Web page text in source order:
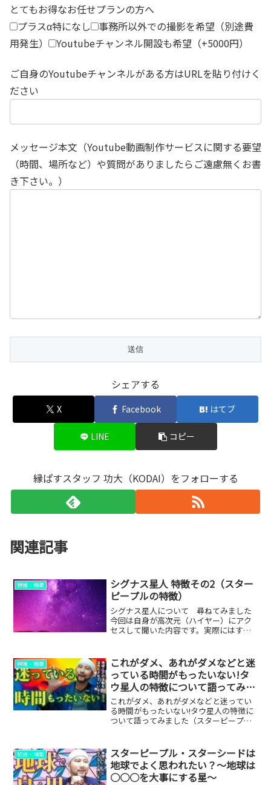
とてもお得なお任せプランの方へ
プラスα特になし
事務所以外での撮影を希望（別途費
用発生）
Youtubeチャンネル開設も希望（+5000円）
ご自身のYoutubeチャンネルがある方はURLを貼り付けく
ださい
メッセージ本文（Youtube動画制作サービスに関する要望
（時間、場所など）や質問がありましたらご遠慮無くお書
き下さい。）
シェアする
X Facebook はてブ
LINE コピー
縁ぱすスタッフ 功大（KODAI）をフォローする
関連記事
特徴・種類
シグナス星人 特徴その2（スター
ピープルの特徴）
シグナス星人について 尋ねてみました
今回は自身が高次元（ハイヤー）にアク
セスして聞いた内容です。実際にはすで
す。◇Q1.シグナス星人はどのような特徴
を持っていますか...
特徴・種類
これがダメ、あれがダメなどと迷
っている時間がもったいない!タ
ウ星人の特徴について語ってみま
した（スターピープル・スターシ
ードの特徴）
これがダメ、あれがダメなどと迷ってい
る時間がもったいない!タウ星人の特徴に
ついて語ってみました（スターピープ
特徴・種類
スターピープル・スターシードは
地球でよく思われたい？～地球は
○○○を大事にする星～